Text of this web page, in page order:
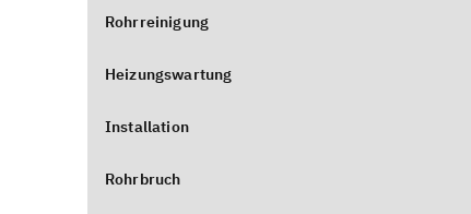
Rohrreinigung
Heizungswartung
Installation
Rohrbruch